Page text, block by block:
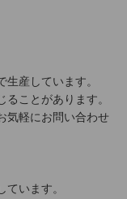
産しています。
ことがあります。
気軽にお問い合わせ
います。